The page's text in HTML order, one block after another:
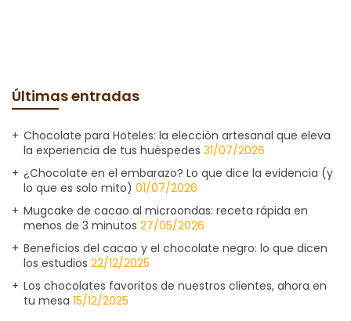
Últimas entradas
Chocolate para Hoteles: la elección artesanal que eleva
la experiencia de tus huéspedes 31/07/2026
¿Chocolate en el embarazo? Lo que dice la evidencia (y
lo que es solo mito) 01/07/2026
Mugcake de cacao al microondas: receta rápida en
menos de 3 minutos 27/05/2026
Beneficios del cacao y el chocolate negro: lo que dicen
los estudios 22/12/2025
Los chocolates favoritos de nuestros clientes, ahora en
tu mesa 15/12/2025